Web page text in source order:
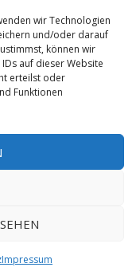
wir Technologien
und/oder darauf
können wir
auf dieser Website
erteilst oder
Funktionen
Impressum